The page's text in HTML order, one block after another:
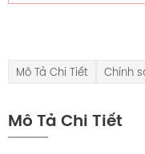
Mô Tả Chi Tiết Chính
Mô Tả Chi Tiết